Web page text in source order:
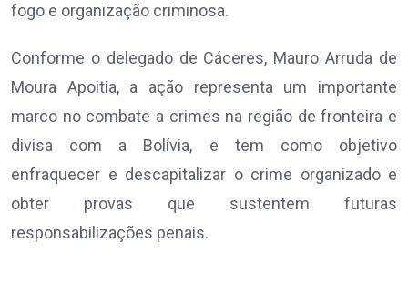
fogo e organização criminosa.
Conforme o delegado de Cáceres, Mauro Arruda de
Moura Apoitia, a ação representa um importante
marco no combate a crimes na região de fronteira e
divisa com a Bolívia, e tem como objetivo
enfraquecer e descapitalizar o crime organizado e
obter provas que sustentem futuras
responsabilizações penais.